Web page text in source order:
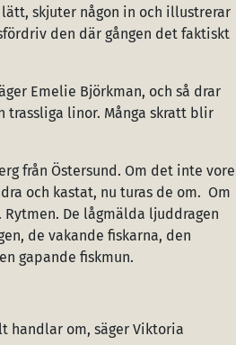
skjuter någon in och illustrerar
den där gången det faktiskt
Emelie Björkman, och så drar
trassliga linor. Många skratt blir
från Östersund. Om det inte vore
och kastat, nu turas de om. Om
De lågmälda ljuddragen
de vakande fiskarna, den
gapande fiskmun.
handlar om, säger Viktoria